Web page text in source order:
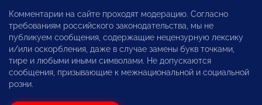
Комментарии на сайте проходят модерацию. Согласно
требованиям российского законодательства, мы не
публикуем сообщения, содержащие нецензурную лексику
и/или оскорбления, даже в случае замены букв точками,
тире и любыми иными символами. Не допускаются
сообщения, призывающие к межнациональной и социальной
розни.